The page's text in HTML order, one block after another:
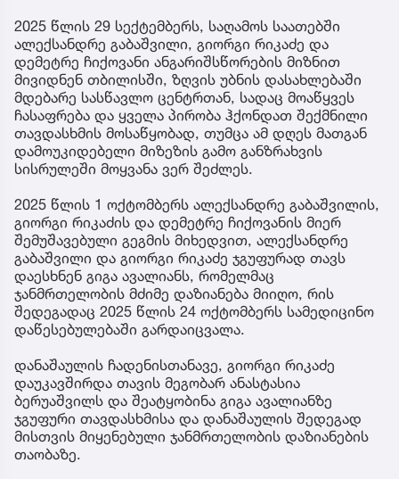
2025 წლის 29 სექტემბერს, საღამოს საათებში
ალექსანდრე გაბაშვილი, გიორგი რიკაძე და
დემეტრე ჩიქოვანი ანგარიშსწორების მიზნით
მივიდნენ თბილისში, ზღვის უბნის დასახლებაში
მდებარე სასწავლო ცენტრთან, სადაც მოაწყვეს
ჩასაფრება და ყველა პირობა ჰქონდათ შექმნილი
თავდასხმის მოსაწყობად, თუმცა ამ დღეს მათგან
დამოუკიდებელი მიზეზის გამო განზრახვის
სისრულეში მოყვანა ვერ შეძლეს.
2025 წლის 1 ოქტომბერს ალექსანდრე გაბაშვილის,
გიორგი რიკაძის და დემეტრე ჩიქოვანის მიერ
შემუშავებული გეგმის მიხედვით, ალექსანდრე
გაბაშვილი და გიორგი რიკაძე ჯგუფურად თავს
დაესხნენ გიგა ავალიანს, რომელმაც
ჯანმრთელობის მძიმე დაზიანება მიიღო, რის
შედეგადაც 2025 წლის 24 ოქტომბერს სამედიცინო
დაწესებულებაში გარდაიცვალა.
დანაშაულის ჩადენისთანავე, გიორგი რიკაძე
დაუკავშირდა თავის მეგობარ ანასტასია
ბერუაშვილს და შეატყობინა გიგა ავალიანზე
ჯგუფური თავდასხმისა და დანაშაულის შედეგად
მისთვის მიყენებული ჯანმრთელობის დაზიანების
თაობაზე.